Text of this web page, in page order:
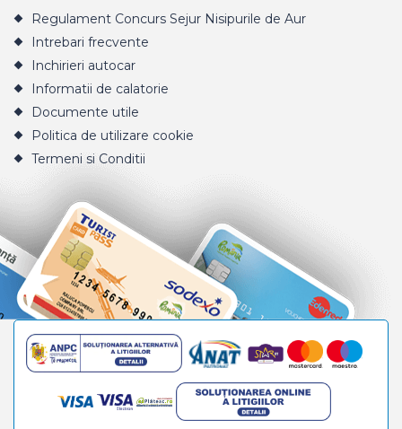
Regulament Concurs Sejur Nisipurile de Aur
Intrebari frecvente
Inchirieri autocar
Informatii de calatorie
Documente utile
Politica de utilizare cookie
Termeni si Conditii